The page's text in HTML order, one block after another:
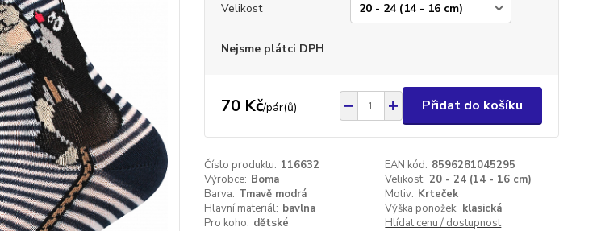
Velikost
Nejsme plátci DPH
70 Kč/pár(ů) Přidat do košíku
Číslo produktu: 116632 EAN kód: 8596281045295
Výrobce: Boma Velikost: 20 - 24 (14 - 16 cm)
Barva: Tmavě modrá Motiv: Krteček
Hlavní materiál: bavlna Výška ponožek: klasická
Pro koho: dětské Hlídat cenu / dostupnost